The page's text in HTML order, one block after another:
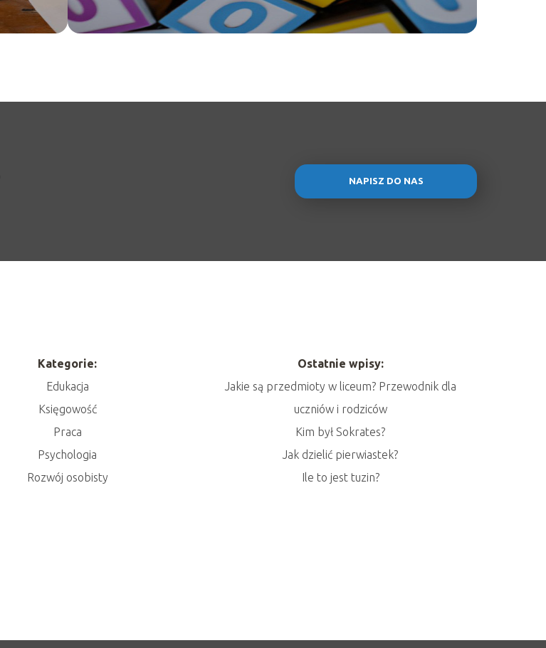
NAPISZ DO NAS
Kategorie:
Edukacja
Księgowość
Praca
Psychologia
Rozwój osobisty
Ostatnie wpisy:
Jakie są przedmioty w liceum? Przewodnik dla
uczniów i rodziców
Kim był Sokrates?
Jak dzielić pierwiastek?
Ile to jest tuzin?